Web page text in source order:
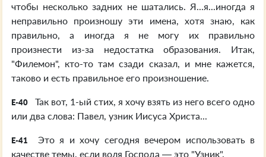
чтобы несколько задних не шатались. Я...я...иногда я
неправильно произношу эти имена, хотя знаю, как
правильно, а иногда я не могу их правильно
произнести из-за недостатка образования. Итак,
"Филемон", кто-то там сзади сказал, и мне кажется,
таково и есть правильное его произношение.
E-40
Так вот, 1-ый стих, я хочу взять из него всего одно
или два слова: Павел, узник Иисуса Христа...
E-41
Это я и хочу сегодня вечером использовать в
качестве темы, если воля Господа — это "Узник".